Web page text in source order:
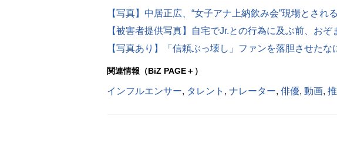
【写真】中居正広、“女子アナ上納飲み会”現場とされ
【写真あり】「信頼ぶっ壊し」ファンを落胆させた
関連情報（BiZ PAGE＋）
インフルエンサー, タレント , ナレーター, 俳優, 動画,